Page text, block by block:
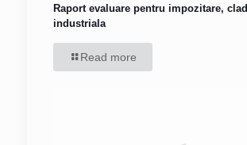
Raport evaluare pentru impozitare,
industriala
Read more